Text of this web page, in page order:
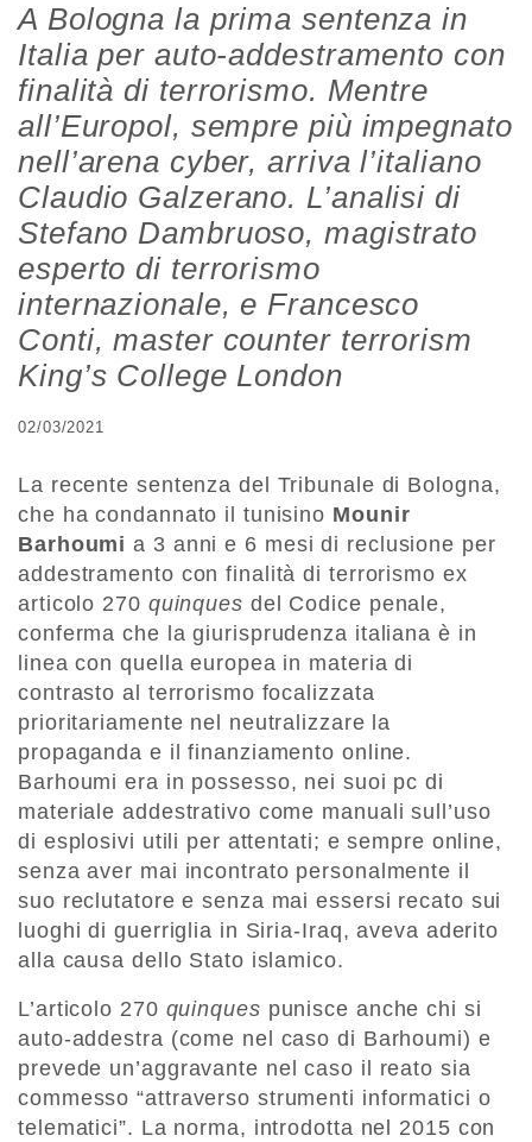
A Bologna la prima sentenza in
Italia per auto-addestramento con
finalità di terrorismo. Mentre
all’Europol, sempre più impegnato
nell’arena cyber, arriva l’italiano
Claudio Galzerano. L’analisi di
Stefano Dambruoso, magistrato
esperto di terrorismo
internazionale, e Francesco
Conti, master counter terrorism
King’s College London
02/03/2021
La recente sentenza del Tribunale di Bologna,
che ha condannato il tunisino Mounir
Barhoumi a 3 anni e 6 mesi di reclusione per
addestramento con finalità di terrorismo ex
articolo 270 quinques del Codice penale,
conferma che la giurisprudenza italiana è in
linea con quella europea in materia di
contrasto al terrorismo focalizzata
prioritariamente nel neutralizzare la
propaganda e il finanziamento online.
Barhoumi era in possesso, nei suoi pc di
materiale addestrativo come manuali sull’uso
di esplosivi utili per attentati; e sempre online,
senza aver mai incontrato personalmente il
suo reclutatore e senza mai essersi recato sui
luoghi di guerriglia in Siria-Iraq, aveva aderito
alla causa dello Stato islamico.
L’articolo 270 quinques punisce anche chi si
auto-addestra (come nel caso di Barhoumi) e
prevede un’aggravante nel caso il reato sia
commesso “attraverso strumenti informatici o
telematici”. La norma, introdotta nel 2015 con